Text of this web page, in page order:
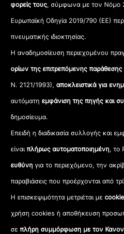
φορείς τους, σύμφωνα με τον Νόμο
Ευρωπαϊκή Οδηγία 2019/790 (ΕΕ)
πνευματικής ιδιοκτησίας.
Η αναδημοσίευση περιεχομένου
ορίων της επιτρεπόμενης
Ν. 2121/1993), αποκλειστικά για
αυτόματηεμφάνιση της πηγής και
δημοσίευμα.
Επειδή η διαδικασία συλλογής και
είναιπλήρως αυτοματοποιημένη, το
ευθύνη για το περιεχόμενο, την
παραβιάσεις που προέρχονται από
Η επισκεψιμότητα μετριέται με
χρήση cookies ή αποθήκευση
σεπλήρη συμμόρφωση με τον